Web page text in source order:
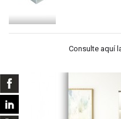
Consulte aquí